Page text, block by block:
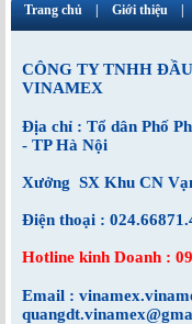
Trang chủ Giới thiệu
CÔNG TY TNHH
VINAMEX
Địa chỉ : Tổ dân Phố
- TP Hà Nội
Xưởng SX Khu CN
Điện thoại :
Hotline kinh Doanh :
Email :